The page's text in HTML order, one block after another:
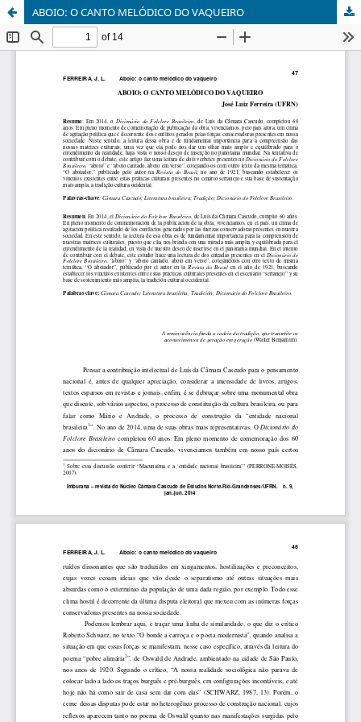
ABOIO: O CANTO MELÓDICO DO VAQUEIRO